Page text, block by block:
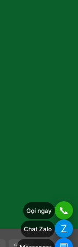
Gọi ngay 📞
Chat Zalo Z